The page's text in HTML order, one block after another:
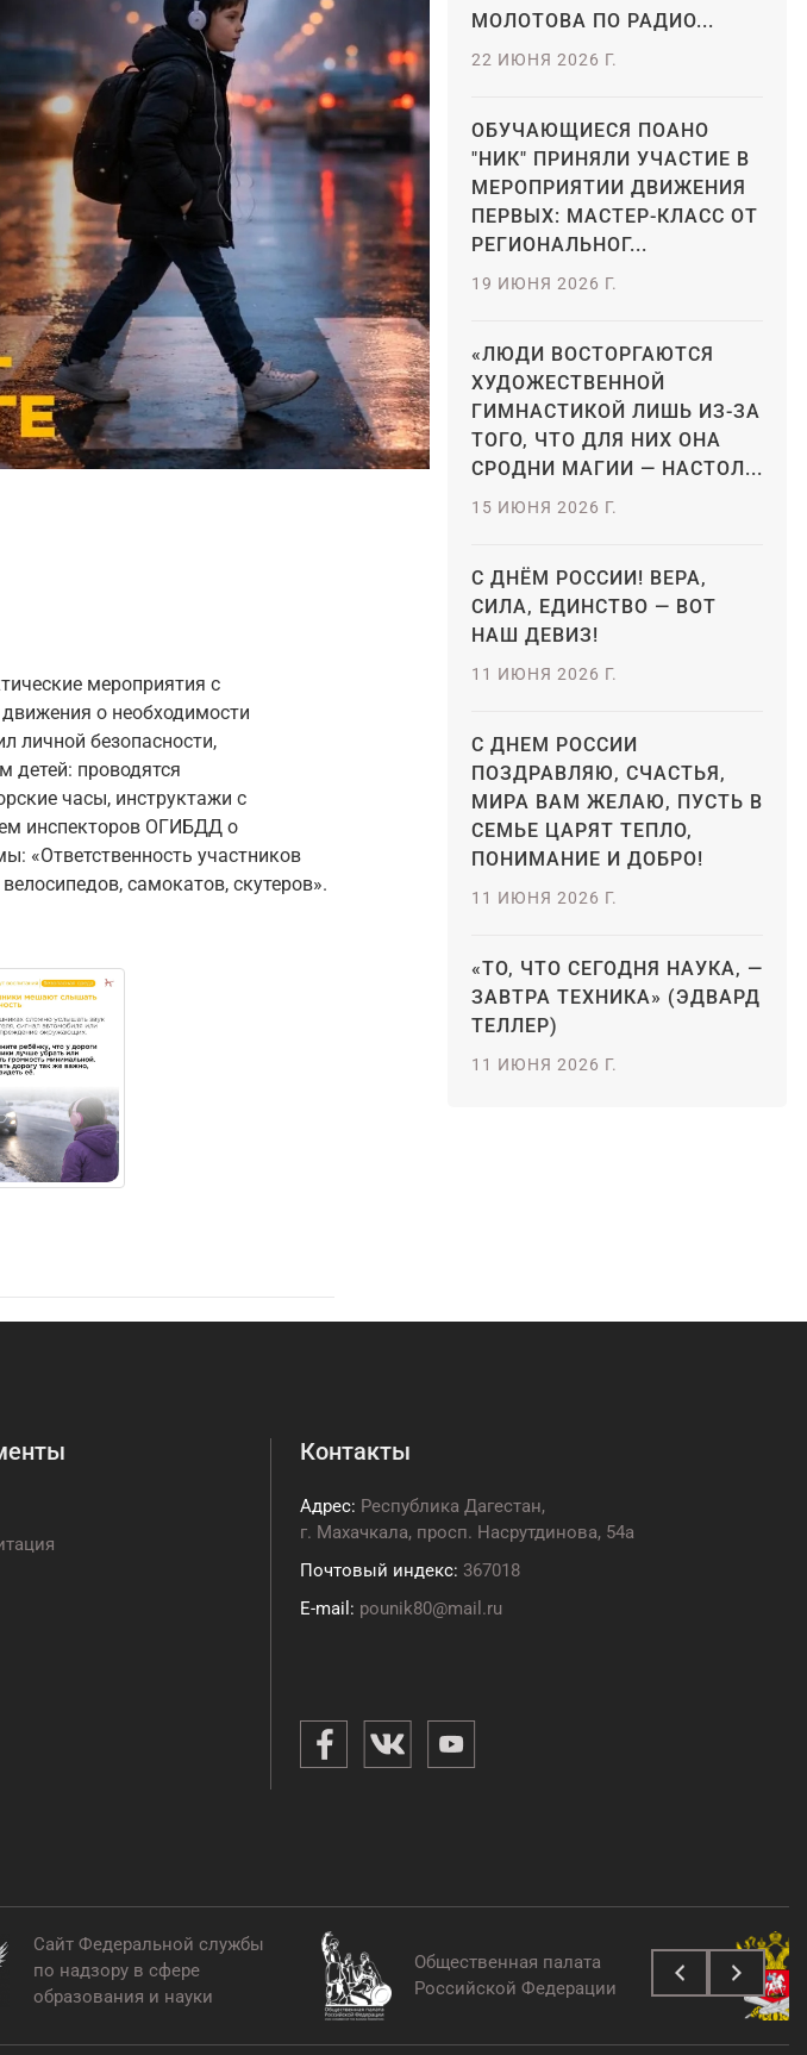
мероприятия с
о необходимости
личной безопасности,
детей: проводятся
часы, инструктажи с
инспекторов ОГИБДД о
«Ответственность участников
самокатов, скутеров».
МОЛОТОВА ПО РАДИО...
22 ИЮНЯ 2026 Г.
ОБУЧАЮЩИЕСЯ ПОАНО
"НИК" ПРИНЯЛИ УЧАСТИЕ В
МЕРОПРИЯТИИ ДВИЖЕНИЯ
ПЕРВЫХ: МАСТЕР-КЛАСС ОТ
РЕГИОНАЛЬНОГ...
19 ИЮНЯ 2026 Г.
«ЛЮДИ ВОСТОРГАЮТСЯ
ХУДОЖЕСТВЕННОЙ
ГИМНАСТИКОЙ ЛИШЬ ИЗ-ЗА
ТОГО, ЧТО ДЛЯ НИХ ОНА
СРОДНИ МАГИИ — НАСТОЛ...
15 ИЮНЯ 2026 Г.
С ДНЁМ РОССИИ! ВЕРА,
СИЛА, ЕДИНСТВО — ВОТ
НАШ ДЕВИЗ!
11 ИЮНЯ 2026 Г.
С ДНЕМ РОССИИ
ПОЗДРАВЛЯЮ, СЧАСТЬЯ,
МИРА ВАМ ЖЕЛАЮ, ПУСТЬ В
СЕМЬЕ ЦАРЯТ ТЕПЛО,
ПОНИМАНИЕ И ДОБРО!
11 ИЮНЯ 2026 Г.
«ТО, ЧТО СЕГОДНЯ НАУКА, —
ЗАВТРА ТЕХНИКА» (ЭДВАРД
ТЕЛЛЕР)
11 ИЮНЯ 2026 Г.
Контакты
Адрес: Республика Дагестан,
г. Махачкала, просп. Насрутдинова, 54а
Почтовый индекс: 367018
E-mail: pounik80@mail.ru
Сайт Федеральной службы
по надзору в сфере
образования и науки
Общественная палата
Российской Федерации